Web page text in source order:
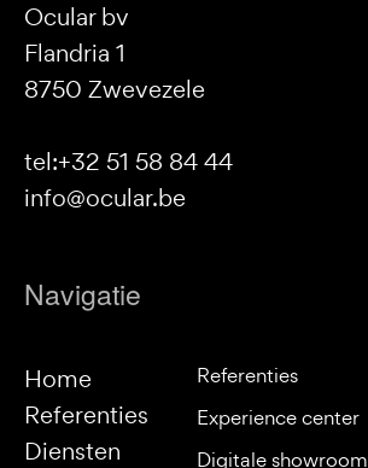
Ocular bv
Flandria 1
8750 Zwevezele
tel:+32 51 58 84 44
info@ocular.be
Navigatie
Home
Referenties
Diensten
Referenties
Experience center
Digitale showroom